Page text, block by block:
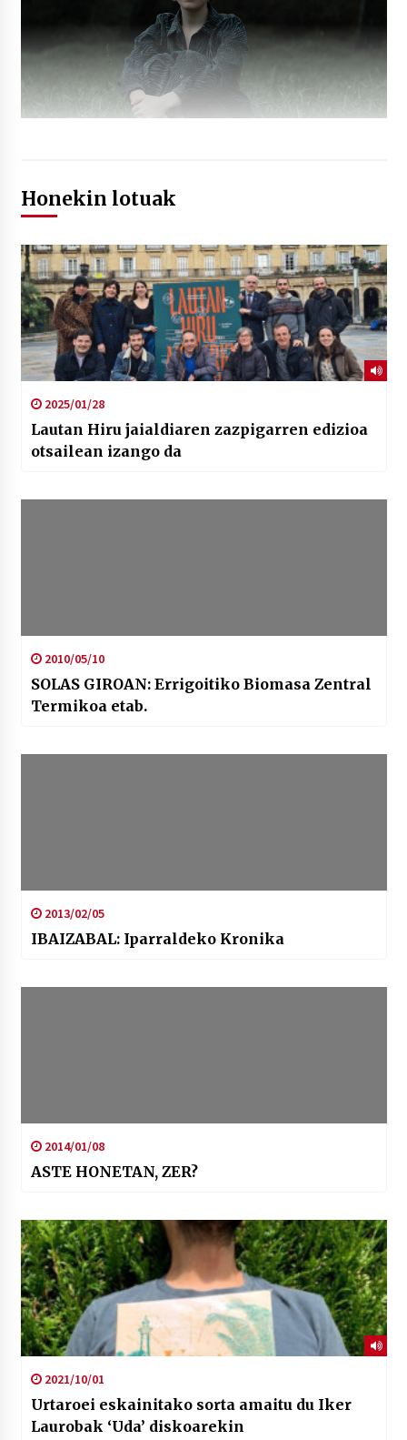
Honekin lotuak
2025/01/28
Lautan Hiru jaialdiaren zazpigarren edizioa
otsailean izango da
2010/05/10
SOLAS GIROAN: Errigoitiko Biomasa Zentral
Termikoa etab.
2013/02/05
IBAIZABAL: Iparraldeko Kronika
2014/01/08
ASTE HONETAN, ZER?
2021/10/01
Urtaroei eskainitako sorta amaitu du Iker
Laurobak ‘Uda’ diskoarekin